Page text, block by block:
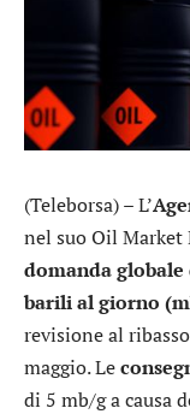
(Teleborsa) – L’
nel suo Oil Market
domanda
barili al giorno
revisione al
maggio. Le
di 5 mb/g a causa